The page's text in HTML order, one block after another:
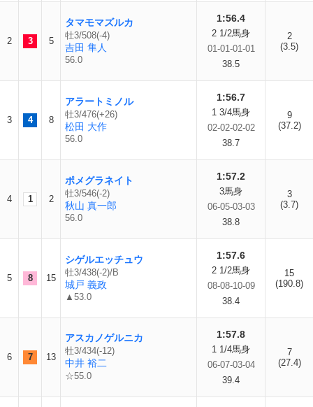
2 3 5
タマモマズルカ
牡3/508(-4)
吉田 隼人
56.0
1:56.4
2 1/2馬身
01-01-01-01
38.5
2
(3.5)
3 4 8
アラートミノル
牡3/476(+26)
松田 大作
56.0
1:56.7
1 3/4馬身
02-02-02-02
38.7
9
(37.2)
4 1 2
ポメグラネイト
牡3/546(-2)
秋山 真一郎
56.0
1:57.2
3馬身
06-05-03-03
38.8
3
(3.7)
5 8 15
シゲルエッチュウ
牡3/438(-2)/B
城戸 義政
▲53.0
1:57.6
2 1/2馬身
08-08-10-09
38.4
15
(190.8)
6 7 13
アスカノゲルニカ
牡3/434(-12)
中井 裕二
☆55.0
1:57.8
1 1/4馬身
06-07-03-04
39.4
7
(27.4)